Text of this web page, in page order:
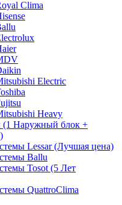
Clima
Electric
Heavy
(1 Наружный блок +
Lessar (Лучшая цена)
Ballu
Tosot (5 Лет
QuattroClima